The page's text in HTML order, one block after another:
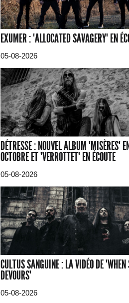
EXUMER : "ALLOCATED SAVAGERY" EN
05-08-2026
DÉTRESSE : NOUVEL ALBUM "MISÈRES" EN
OCTOBRE ET "VERROTTET" EN ÉCOUTE
05-08-2026
CULTUS SANGUINE : LA VIDÉO DE "WHEN
DEVOURS"
05-08-2026